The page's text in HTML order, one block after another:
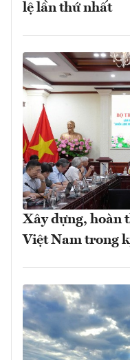
lệ lần thứ nhất
Xây dựng, hoàn
Việt Nam trong